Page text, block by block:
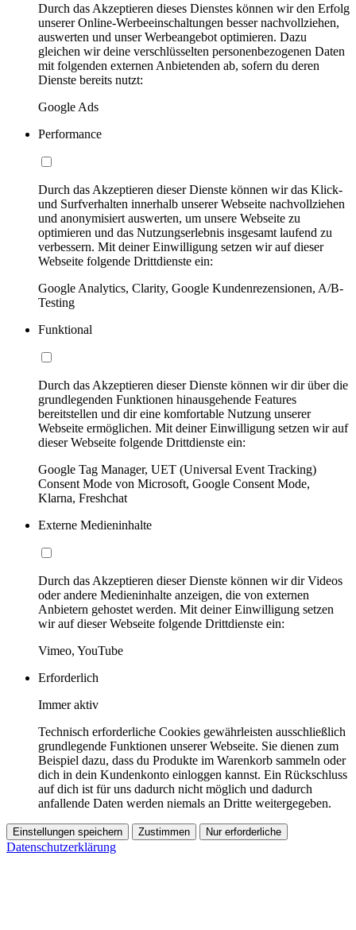
Durch das Akzeptieren dieses Dienstes können wir den Erfolg
unserer Online-Werbeeinschaltungen besser nachvollziehen,
auswerten und unser Werbeangebot optimieren. Dazu
gleichen wir deine verschlüsselten personenbezogenen Daten
mit folgenden externen Anbietenden ab, sofern du deren
Dienste bereits nutzt:
Google Ads
Performance
Durch das Akzeptieren dieser Dienste können wir das Klick-
und Surfverhalten innerhalb unserer Webseite nachvollziehen
und anonymisiert auswerten, um unsere Webseite zu
optimieren und das Nutzungserlebnis insgesamt laufend zu
verbessern. Mit deiner Einwilligung setzen wir auf dieser
Webseite folgende Drittdienste ein:
Google Analytics, Clarity, Google Kundenrezensionen, A/B-
Testing
Funktional
Durch das Akzeptieren dieser Dienste können wir dir über die
grundlegenden Funktionen hinausgehende Features
bereitstellen und dir eine komfortable Nutzung unserer
Webseite ermöglichen. Mit deiner Einwilligung setzen wir auf
dieser Webseite folgende Drittdienste ein:
Google Tag Manager, UET (Universal Event Tracking)
Consent Mode von Microsoft, Google Consent Mode,
Klarna, Freshchat
Externe Medieninhalte
Durch das Akzeptieren dieser Dienste können wir dir Videos
oder andere Medieninhalte anzeigen, die von externen
Anbietern gehostet werden. Mit deiner Einwilligung setzen
wir auf dieser Webseite folgende Drittdienste ein:
Vimeo, YouTube
Erforderlich
Immer aktiv
Technisch erforderliche Cookies gewährleisten ausschließlich
grundlegende Funktionen unserer Webseite. Sie dienen zum
Beispiel dazu, dass du Produkte im Warenkorb sammeln oder
dich in dein Kundenkonto einloggen kannst. Ein Rückschluss
auf dich ist für uns dadurch nicht möglich und dadurch
anfallende Daten werden niemals an Dritte weitergegeben.
Einstellungen speichern Zustimmen Nur erforderliche
Datenschutzerklärung